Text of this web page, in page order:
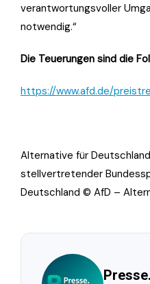
verantwortungsvoller
notwendig.“
Die Teuerungen sind die
https://www.afd.de/
Alternative für
stellvertretender
Deutschland © AfD –